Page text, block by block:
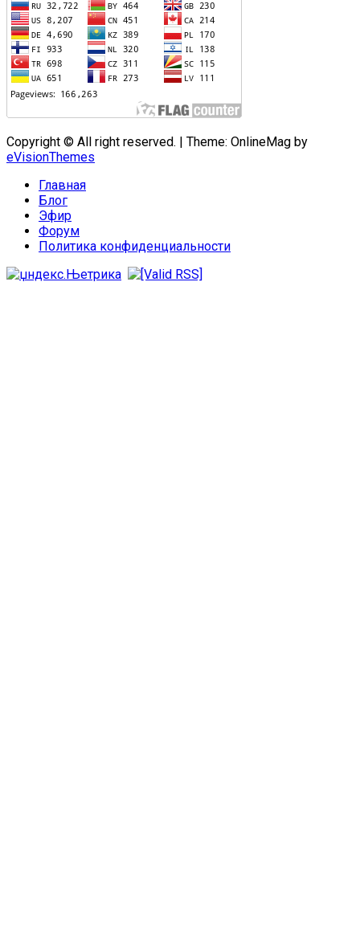
Copyright © All right reserved. | Theme: OnlineMag by
eVisionThemes
Главная
Блог
Эфир
Форум
Политика конфиденциальности